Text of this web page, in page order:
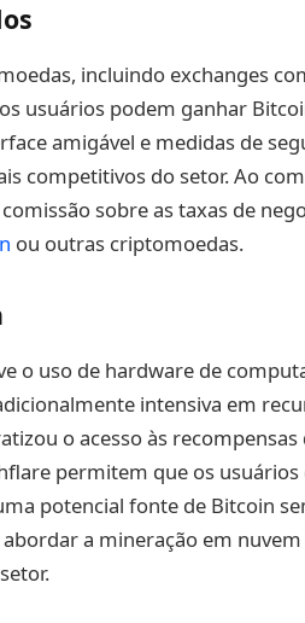
incluindo exchanges
usuários podem ganhar
amigável e medidas de
competitivos do setor. Ao
sobre as taxas de
ou outras criptomoedas.
o uso de hardware de
intensiva em
o acesso às
permitem que os
potencial fonte de Bitcoin
a mineração em